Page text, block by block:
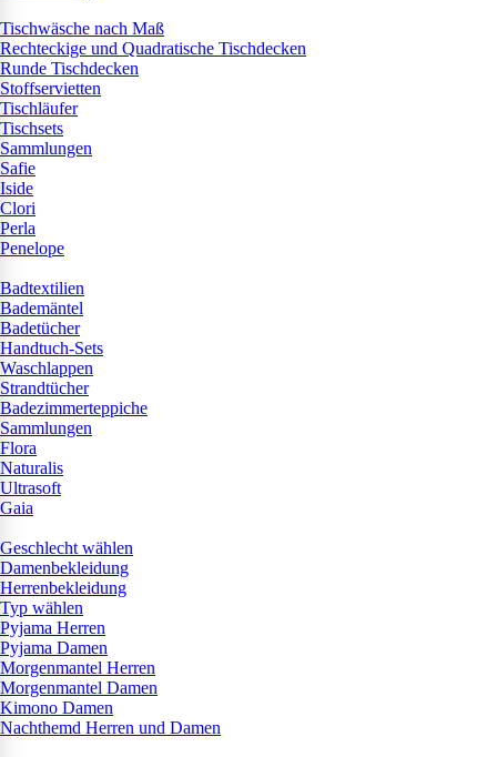
Tischwäsche nach Maß
Rechteckige und Quadratische Tischdecken
Runde Tischdecken
Stoffservietten
Tischläufer
Tischsets
Sammlungen
Safie
Iside
Clori
Perla
Penelope
Badtextilien
Bademäntel
Badetücher
Handtuch-Sets
Waschlappen
Strandtücher
Badezimmerteppiche
Sammlungen
Flora
Naturalis
Ultrasoft
Gaia
Geschlecht wählen
Damenbekleidung
Herrenbekleidung
Typ wählen
Pyjama Herren
Pyjama Damen
Morgenmantel Herren
Morgenmantel Damen
Kimono Damen
Nachthemd Herren und Damen